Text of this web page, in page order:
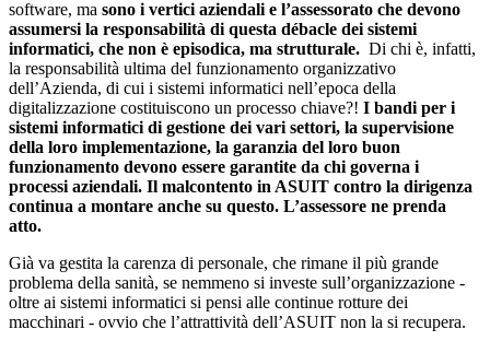
software, ma sono i vertici aziendali e l’assessorato che devono
assumersi la responsabilità di questa débacle dei sistemi
informatici, che non è episodica, ma strutturale. Di chi è, infatti,
la responsabilità ultima del funzionamento organizzativo
dell’Azienda, di cui i sistemi informatici nell’epoca della
digitalizzazione costituiscono un processo chiave?! I bandi per i
sistemi informatici di gestione dei vari settori, la supervisione
della loro implementazione, la garanzia del loro buon
funzionamento devono essere garantite da chi governa i
processi aziendali. Il malcontento in ASUIT contro la dirigenza
continua a montare anche su questo. L’assessore ne prenda
atto.
Già va gestita la carenza di personale, che rimane il più grande
problema della sanità, se nemmeno si investe sull’organizzazione -
oltre ai sistemi informatici si pensi alle continue rotture dei
macchinari - ovvio che l’attrattività dell’ASUIT non la si recupera.